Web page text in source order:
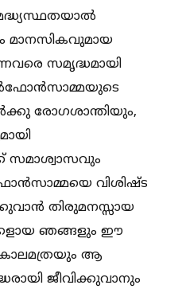
മാനസികവുമായ
സമൃദ്ധമായി
രോഗശാന്തിയും,
സമാശ്വാസവും
വിശിഷ്ട
തിരുമനസ്സായ
ഞങ്ങളും ഈ
കാലമത്രയും ആ
ജീവിക്കുവാനും